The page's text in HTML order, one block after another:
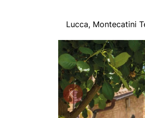
Lucca, Montecatini